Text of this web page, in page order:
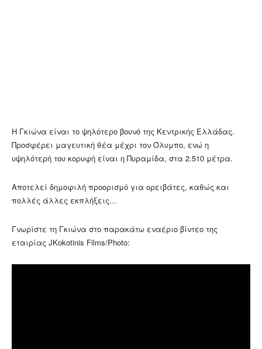
Η Γκιώνα είναι το ψηλότερο βουνό της Κεντρικής Ελλάδας.
Προσφέρει μαγευτική θέα μέχρι τον Όλυμπο, ενώ η
υψηλότερή του κορυφή είναι η Πυραμίδα, στα 2.510 μέτρα.
Αποτελεί δημοφιλή προορισμό για ορειβάτες, καθώς και
πολλές άλλες εκπλήξεις…
Γνωρίστε τη Γκιώνα στο παρακάτω εναέριο βίντεο της
εταιρίας JKokotinis Films/Photo: